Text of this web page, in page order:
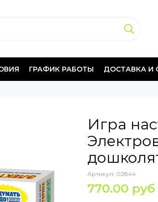
ГРАФИК РАБОТЫ ДОСТАВКА И
Игра
Артикул: 02844
770.00 руб